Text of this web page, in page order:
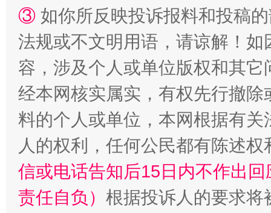
招工难、用工荒背后
③ 如你所反映投诉报料和投稿
法规或不文明用语，请谅解！
容，涉及个人或单位版权和其它
经本网核实属实，有权先行撤
料的个人或单位，本网根据有
人的权利，任何公民都有陈述
信或电话告知后15日内不作出
责任自负） 根据投诉人的要求将